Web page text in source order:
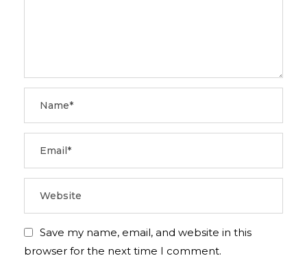
Save my name, email, and website in this
browser for the next time I comment.